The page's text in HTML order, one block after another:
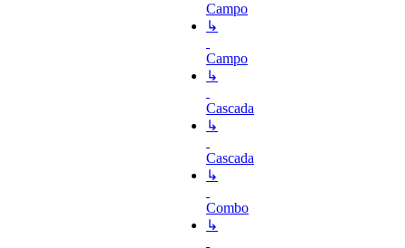
Campo
↳
Campo
↳
Cascada
↳
Cascada
↳
Combo
↳